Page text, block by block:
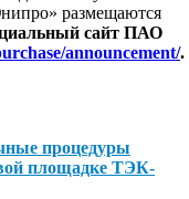
размещаются
сайт ПАО
announcement/.
процедуры
площадке ТЭК-